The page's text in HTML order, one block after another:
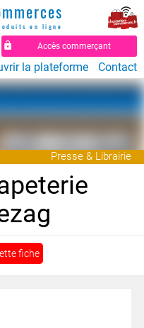
en ligne
Accès commerçant
la plateforme Contact
Presse & Librairie
fiche